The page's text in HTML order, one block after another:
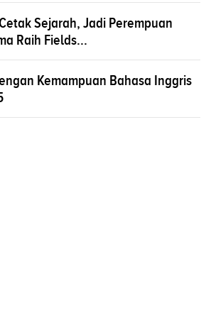
Sejarah, Jadi Perempuan
Raih Fields...
Kemampuan Bahasa Inggris